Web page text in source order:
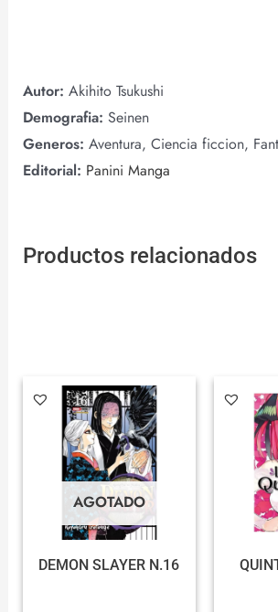
Autor: Akihito Tsukushi
Demografia: Seinen
Generos: Aventura, Ciencia ficcion,
Editorial: Panini Manga
Productos relacionados
AGOTADO
DEMON SLAYER N.16